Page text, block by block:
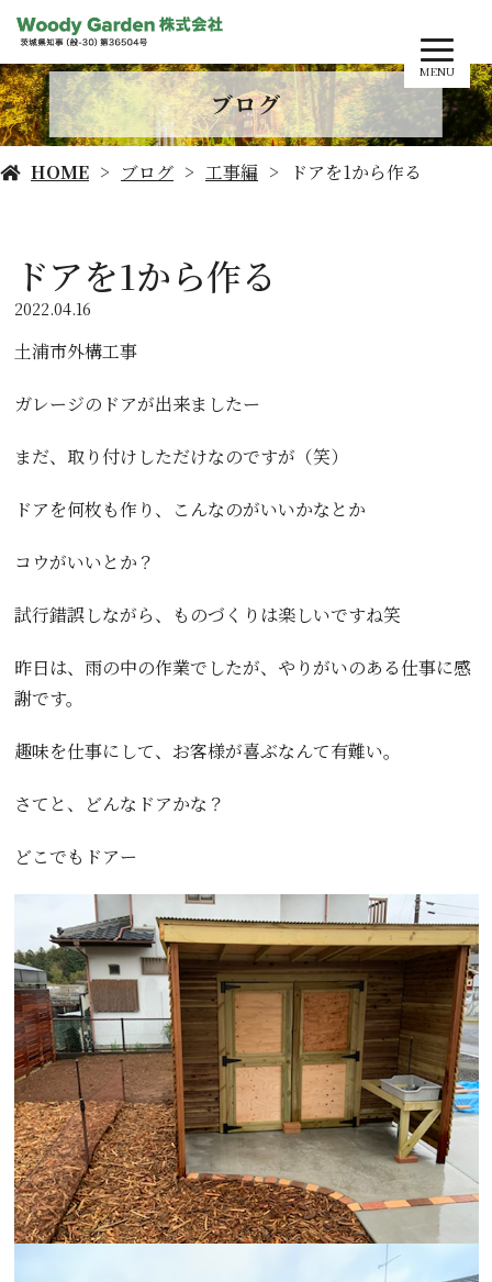
MENU
ブログ
HOME ブログ 工事編 ドアを1から作る
ドアを1から作る
2022.04.16
土浦市外構工事
ガレージのドアが出来ましたー
まだ、取り付けしただけなのですが（笑）
ドアを何枚も作り、こんなのがいいかなとか
コウがいいとか？
試行錯誤しながら、ものづくりは楽しいですね笑
昨日は、雨の中の作業でしたが、やりがいのある仕事に感
謝です。
趣味を仕事にして、お客様が喜ぶなんて有難い。
さてと、どんなドアかな？
どこでもドアー